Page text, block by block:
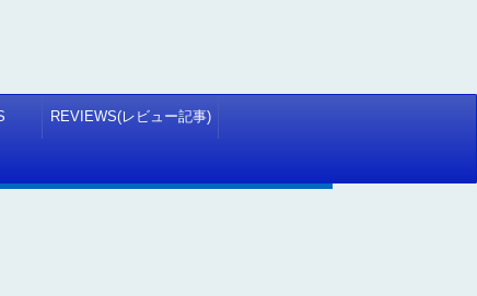
REVIEWS(レビュー記事)